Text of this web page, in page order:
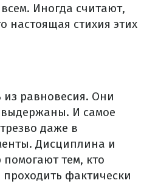
Иногда считают,
настоящая стихия этих
равновесия. Они
И самое
даже в
Дисциплина и
тем, кто
фактически